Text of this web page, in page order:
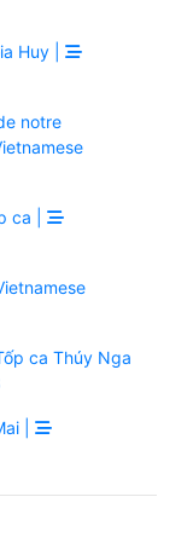
Huy |
notre
ca |
ca Thúy Nga
|